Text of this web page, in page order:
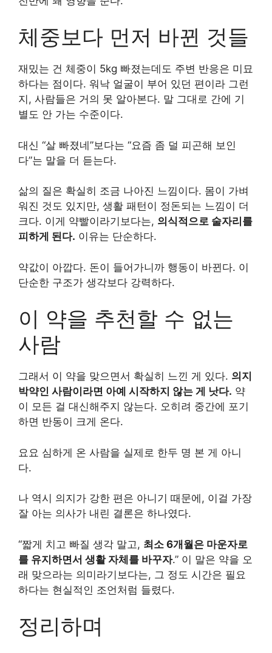
체중보다 먼저 바뀐 것들
재밌는 건 체중이 5kg 빠졌는데도 주변 반응은 미묘
하다는 점이다. 워낙 얼굴이 부어 있던 편이라 그런
지, 사람들은 거의 못 알아본다. 말 그대로 간에 기
별도 안 가는 수준이다.
대신 “살 빠졌네”보다는 “요즘 좀 덜 피곤해 보인
다”는 말을 더 듣는다.
삶의 질은 확실히 조금 나아진 느낌이다. 몸이 가벼
워진 것도 있지만, 생활 패턴이 정돈되는 느낌이 더
크다. 이게 약빨이라기보다는, 의식적으로 술자리를
피하게 된다. 이유는 단순하다.
약값이 아깝다. 돈이 들어가니까 행동이 바뀐다. 이
단순한 구조가 생각보다 강력하다.
이 약을 추천할 수 없는
사람
그래서 이 약을 맞으면서 확실히 느낀 게 있다. 의지
박약인 사람이라면 아예 시작하지 않는 게 낫다. 약
이 모든 걸 대신해주지 않는다. 오히려 중간에 포기
하면 반동이 크게 온다.
요요 심하게 온 사람을 실제로 한두 명 본 게 아니
다.
나 역시 의지가 강한 편은 아니기 때문에, 이걸 가장
잘 아는 의사가 내린 결론은 하나였다.
“짧게 치고 빠질 생각 말고, 최소 6개월은 마운자로
를 유지하면서 생활 자체를 바꾸자.” 이 말은 약을 오
래 맞으라는 의미라기보다는, 그 정도 시간은 필요
하다는 현실적인 조언처럼 들렸다.
정리하며